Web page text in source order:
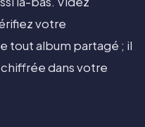
votre
tout album partagé ; il
dans votre